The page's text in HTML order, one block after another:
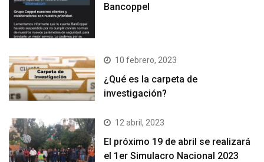
Bancoppel
10 febrero, 2023
¿Qué es la carpeta de
investigación?
12 abril, 2023
El próximo 19 de abril se realizará
el 1er Simulacro Nacional 2023